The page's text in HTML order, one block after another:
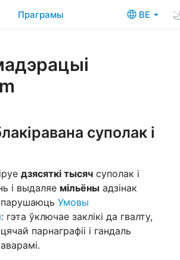
BE
Праграмы
суполак і
дзясяткі тысяч суполак і
і выдаляе мільёны адзінак
парушаюць Умовы
: гэта ўключае заклікі да гвалту,
парнаграфіі і гандаль